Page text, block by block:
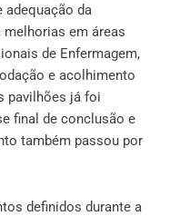
adequação da
em áreas
de Enfermagem,
e acolhimento
pavilhões já foi
final de conclusão e
também passou por
definidos durante a